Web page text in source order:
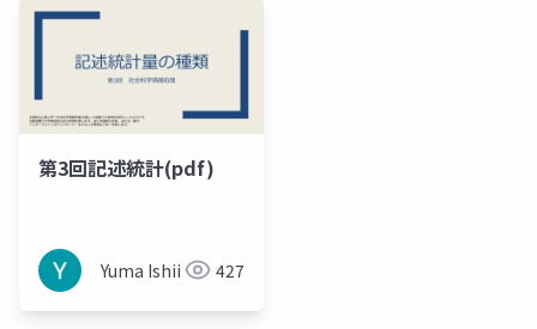
第3回記述統計(pdf)
Yuma Ishii 427